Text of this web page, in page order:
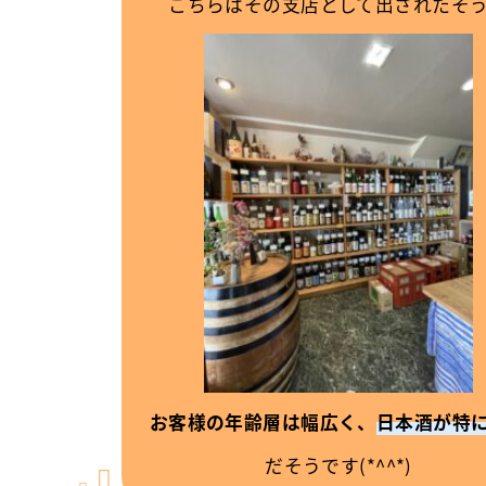
お客様の年齢層は幅広く、 日本酒が特
だそうです(*^^*)